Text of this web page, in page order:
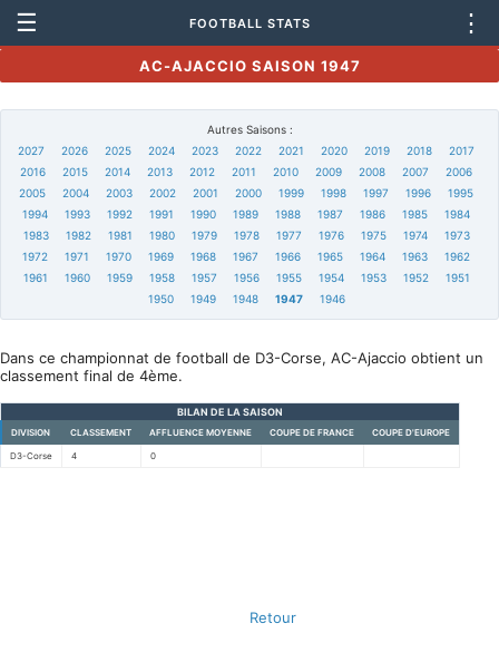
☰ FOOTBALL STATS ⋮
AC-AJACCIO SAISON 1947
Autres Saisons :
2027
2026 2025 2024 2023 2022 2021 2020 2019 2018
2017
2016
2015 2014 2013 2012 2011 2010 2009 2008 2007
2006
2005
2004 2003 2002 2001 2000 1999 1998 1997 1996
1995
1994
1993 1992 1991 1990 1989 1988 1987 1986 1985
1984
1983
1982 1981 1980 1979 1978 1977 1976 1975 1974
1973
1972
1971 1970 1969 1968 1967 1966 1965 1964 1963
1962
1961
1960 1959 1958 1957 1956 1955 1954 1953 1952
1951
1950
1949 1948 1947 1946
Dans ce championnat de football de D3-Corse, AC-Ajaccio obtient un
classement final de 4ème.
BILAN DE LA SAISON
DIVISION CLASSEMENT AFFLUENCE MOYENNE COUPE DE FRANCE COUPE D'EUROPE
D3-Corse 4 0
Retour